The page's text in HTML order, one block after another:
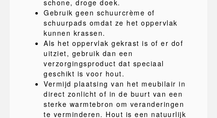
schone, droge doek.
Gebruik geen schuurcrème of
schuurpads omdat ze het oppervlak
kunnen krassen.
Als het oppervlak gekrast is of er dof
uitziet, gebruik dan een
verzorgingsproduct dat speciaal
geschikt is voor hout.
Vermijd plaatsing van het meubilair in
direct zonlicht of in de buurt van een
sterke warmtebron om veranderingen
te verminderen. Hout is een natuurlijk